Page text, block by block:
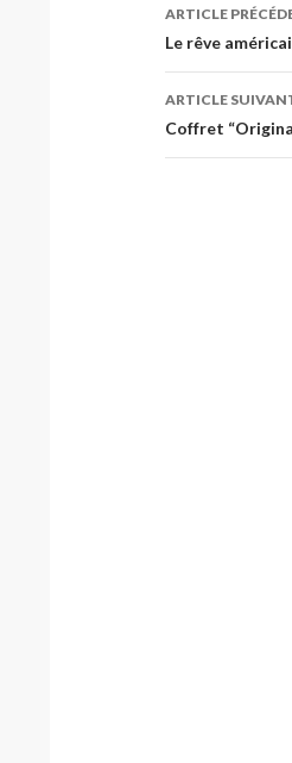
des
articles
ARTICLE
Le rêve
ARTICLE
Coffret